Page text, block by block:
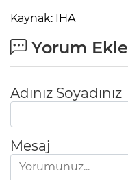
Kaynak: İHA
Yorum Ekle
Adınız Soyadınız
Mesaj